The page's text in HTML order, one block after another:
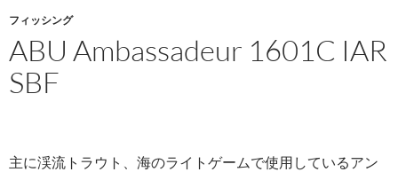
フィッシング
ABU Ambassadeur 1601C IAR
SBF
主に渓流トラウト、海のライトゲームで使用しているアン